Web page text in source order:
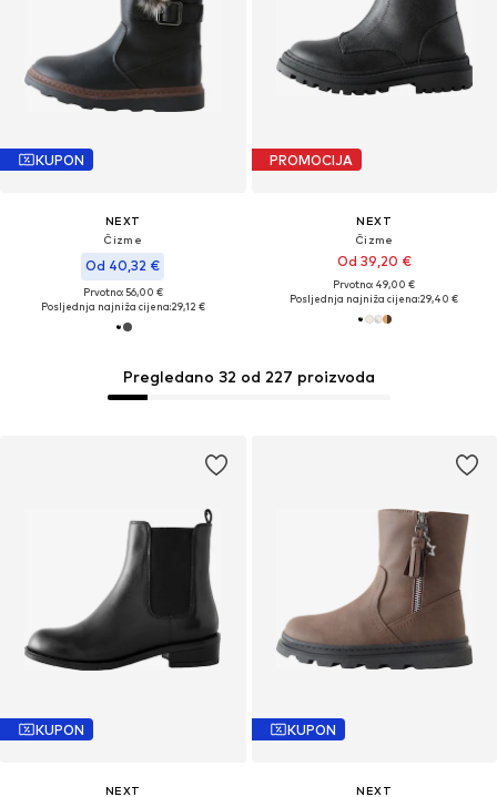
KUPON
NEXT
Čizme
Od 40,32 €
Prvotno: 56,00 €
Posljednja najniža cijena:29,12 €
PROMOCIJA
NEXT
Čizme
Od 39,20 €
Prvotno: 49,00 €
Posljednja najniža cijena:29,40 €
KUPON
NEXT
Pregledano 32 od 227 proizvoda
KUPON
NEXT